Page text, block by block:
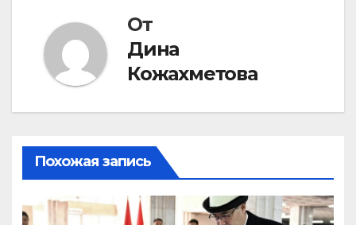
От
Дина
Кожахметова
Похожая запись